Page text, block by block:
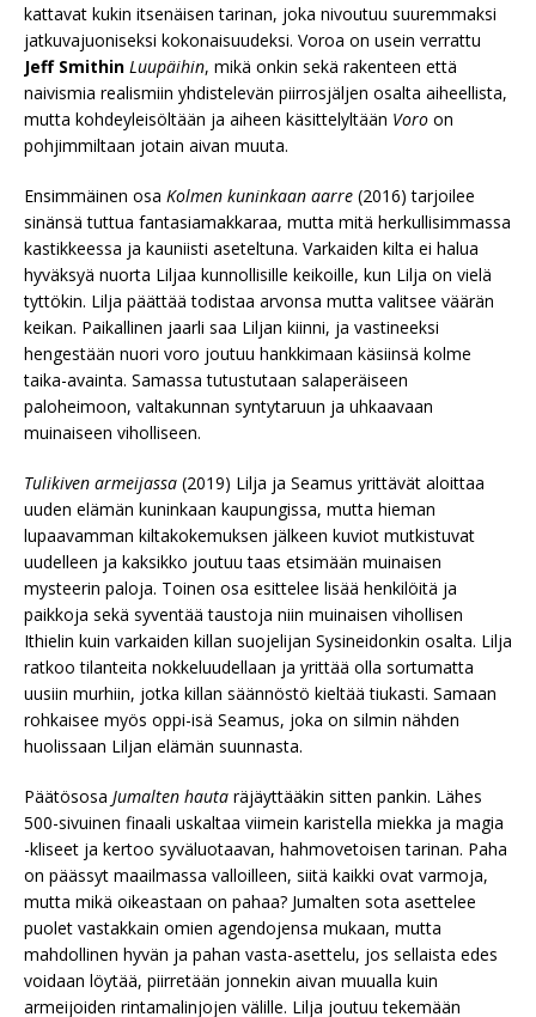
kattavat kukin itsenäisen tarinan, joka nivoutuu suuremmaksi
jatkuvajuoniseksi kokonaisuudeksi. Voroa on usein verrattu
Jeff Smithin Luupäihin, mikä onkin sekä rakenteen että
naivismia realismiin yhdistelevän piirrosjäljen osalta aiheellista,
mutta kohdeyleisöltään ja aiheen käsittelyltään Voro on
pohjimmiltaan jotain aivan muuta.
Ensimmäinen osa Kolmen kuninkaan aarre (2016) tarjoilee
sinänsä tuttua fantasiamakkaraa, mutta mitä herkullisimmassa
kastikkeessa ja kauniisti aseteltuna. Varkaiden kilta ei halua
hyväksyä nuorta Liljaa kunnollisille keikoille, kun Lilja on vielä
tyttökin. Lilja päättää todistaa arvonsa mutta valitsee väärän
keikan. Paikallinen jaarli saa Liljan kiinni, ja vastineeksi
hengestään nuori voro joutuu hankkimaan käsiinsä kolme
taika-avainta. Samassa tutustutaan salaperäiseen
paloheimoon, valtakunnan syntytaruun ja uhkaavaan
muinaiseen viholliseen.
Tulikiven armeijassa (2019) Lilja ja Seamus yrittävät aloittaa
uuden elämän kuninkaan kaupungissa, mutta hieman
lupaavamman kiltakokemuksen jälkeen kuviot mutkistuvat
uudelleen ja kaksikko joutuu taas etsimään muinaisen
mysteerin paloja. Toinen osa esittelee lisää henkilöitä ja
paikkoja sekä syventää taustoja niin muinaisen vihollisen
Ithielin kuin varkaiden killan suojelijan Sysineidonkin osalta. Lilja
ratkoo tilanteita nokkeluudellaan ja yrittää olla sortumatta
uusiin murhiin, jotka killan säännöstö kieltää tiukasti. Samaan
rohkaisee myös oppi-isä Seamus, joka on silmin nähden
huolissaan Liljan elämän suunnasta.
Päätösosa Jumalten hauta räjäyttääkin sitten pankin. Lähes
500-sivuinen finaali uskaltaa viimein karistella miekka ja magia
-kliseet ja kertoo syväluotaavan, hahmovetoisen tarinan. Paha
on päässyt maailmassa valloilleen, siitä kaikki ovat varmoja,
mutta mikä oikeastaan on pahaa? Jumalten sota asettelee
puolet vastakkain omien agendojensa mukaan, mutta
mahdollinen hyvän ja pahan vasta-asettelu, jos sellaista edes
voidaan löytää, piirretään jonnekin aivan muualla kuin
armeijoiden rintamalinjojen välille. Lilja joutuu tekemään